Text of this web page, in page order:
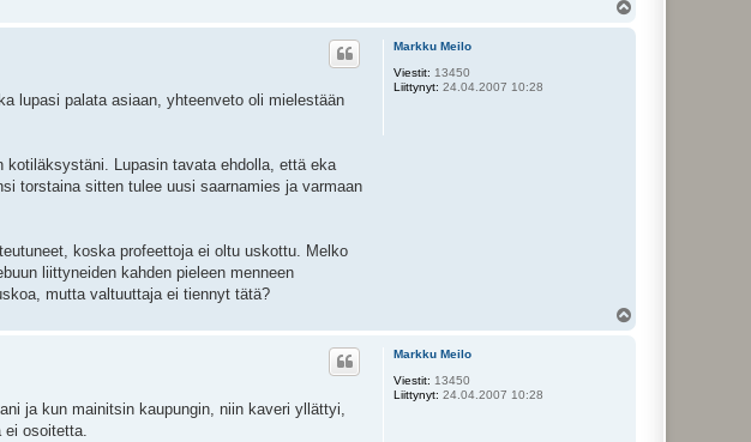
Markku Meilo
Viestit: 13450
Liittynyt: 24.04.2007 10:28
lupasi palata asiaan, yhteenveto oli mielestään
Lupasin tavata ehdolla, että eka
torstaina sitten tulee uusi saarnamies ja varmaan
koska profeettoja ei oltu uskottu. Melko
liittyneiden kahden pieleen menneen
mutta valtuuttaja ei tiennyt tätä?
Markku Meilo
Viestit: 13450
Liittynyt: 24.04.2007 10:28
ja kun mainitsin kaupungin, niin kaveri yllättyi,
osoitetta.